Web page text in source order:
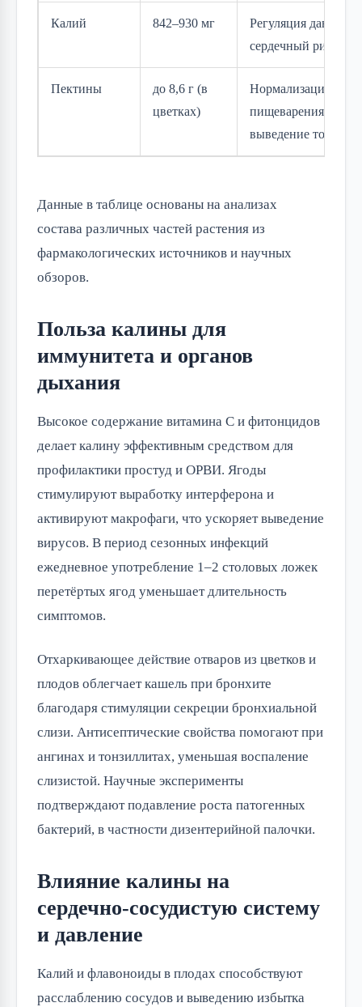
Калий 842–930 мг
Регуляция
сердечный ритм
Пектины
до 8,6 г (в
цветках)
Нормализация
пищеварения,
выведение
Данные в таблице основаны на анализах
состава различных частей растения из
фармакологических источников и научных
обзоров.
Польза калины для
иммунитета и органов
дыхания
Высокое содержание витамина C и фитонцидов
делает калину эффективным средством для
профилактики простуд и ОРВИ. Ягоды
стимулируют выработку интерферона и
активируют макрофаги, что ускоряет выведение
вирусов. В период сезонных инфекций
ежедневное употребление 1–2 столовых ложек
перетёртых ягод уменьшает длительность
симптомов.
Отхаркивающее действие отваров из цветков и
плодов облегчает кашель при бронхите
благодаря стимуляции секреции бронхиальной
слизи. Антисептические свойства помогают при
ангинах и тонзиллитах, уменьшая воспаление
слизистой. Научные эксперименты
подтверждают подавление роста патогенных
бактерий, в частности дизентерийной палочки.
Влияние калины на
сердечно-сосудистую систему
и давление
Калий и флавоноиды в плодах способствуют
расслаблению сосудов и выведению избытка